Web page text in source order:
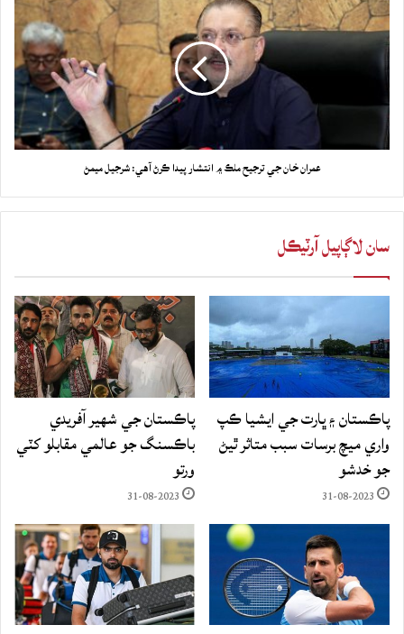
عمران خان جي ترجيح ملڪ ۾ انتشار پيدا ڪرڻ آهي: شرجيل ميمڻ
سان لاڳاپيل آرٽيڪل
پاڪستان ۽ ڀارت جي ايشيا ڪپ
واري ميچ برسات سبب متاثر ٿيڻ
جو خدشو
31-08-2023
پاڪستان جي شهير آفريدي
باڪسنگ جو عالمي مقابلو کٽي
ورتو
31-08-2023